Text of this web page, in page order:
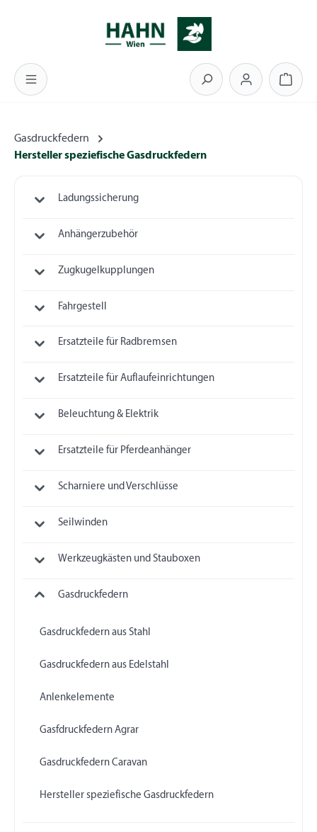
Gasdruckfedern
Hersteller speziefische Gasdruckfedern
Ladungssicherung
Anhängerzubehör
Zugkugelkupplungen
Fahrgestell
Ersatzteile für Radbremsen
Ersatzteile für Auflaufeinrichtungen
Beleuchtung & Elektrik
Ersatzteile für Pferdeanhänger
Scharniere und Verschlüsse
Seilwinden
Werkzeugkästen und Stauboxen
Gasdruckfedern
Gasdruckfedern aus Stahl
Gasdruckfedern aus Edelstahl
Anlenkelemente
Gasfdruckfedern Agrar
Gasdruckfedern Caravan
Hersteller speziefische Gasdruckfedern